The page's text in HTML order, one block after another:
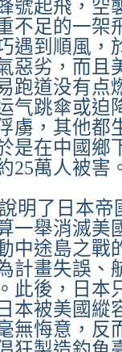
號起飛，空
不足的一架
遇到順風，
惡劣，而且
跑道没有点
气跳傘或迫
虜，其他都
是在中國鄉
25萬人被害
明了日本
一舉消滅美
中途島之戰
計畫失誤、
此後，日本
本被美國縱
無悔意，反